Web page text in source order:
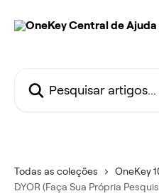
Todas as coleções OneKey
DYOR (Faça Sua Própria